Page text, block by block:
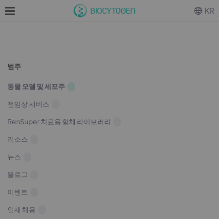
범주
동물 모델 및 세포주
전임상 서비스
RenSuper 치료용 항체 라이브러리
리소스
뉴스
블로그
이벤트
인재 채용
KR